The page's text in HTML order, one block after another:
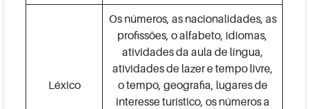
Léxico
Os números, as nacionalidades, as
profissões, o alfabeto, idiomas,
atividades da aula de língua,
atividades de lazer e tempo livre,
o tempo, geografia, lugares de
interesse turístico, os números a